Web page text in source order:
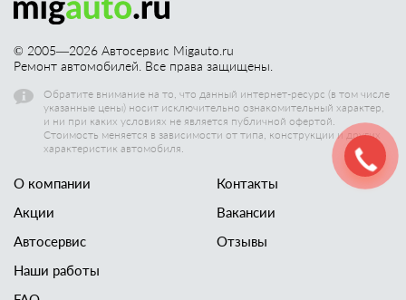
© 2005—2026 Автосервис Migauto.ru
Ремонт автомобилей. Все права защищены.
Обратите внимание на то, что данный интернет-ресурс (в том числе
указанные цены) носит исключительно ознакомительный характер,
и ни при каких условиях не является публичной офертой.
Стоимость меняется в зависимости от типа, конструкции и других
характеристик автомобиля.
О компании
Акции
Автосервис
Наши работы
Контакты
Вакансии
Отзывы